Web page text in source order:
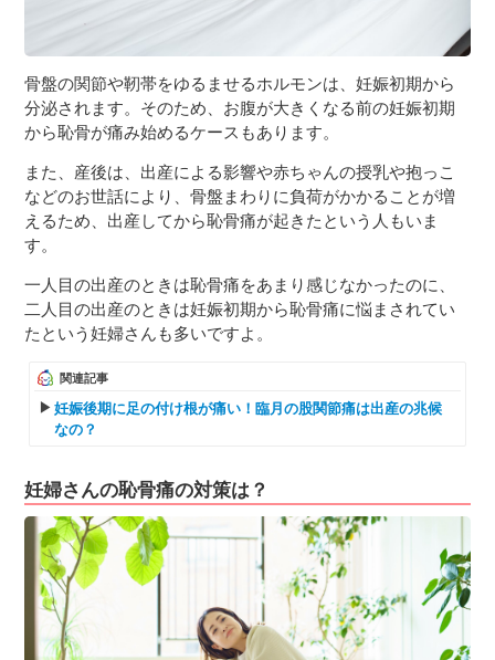
骨盤の関節や靭帯をゆるませるホルモンは、妊娠初期から
分泌されます。そのため、お腹が大きくなる前の妊娠初期
から恥骨が痛み始めるケースもあります。
また、産後は、出産による影響や赤ちゃんの授乳や抱っこ
などのお世話により、骨盤まわりに負荷がかかることが増
えるため、出産してから恥骨痛が起きたという人もいま
す。
一人目の出産のときは恥骨痛をあまり感じなかったのに、
二人目の出産のときは妊娠初期から恥骨痛に悩まされてい
たという妊婦さんも多いですよ。
関連記事
妊娠後期に足の付け根が痛い！臨月の股関節痛は出産の兆候
なの？
妊婦さんの恥骨痛の対策は？